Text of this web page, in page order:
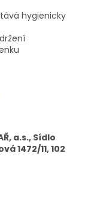
hygienicky
a.s., Sídlo
1472/11, 102